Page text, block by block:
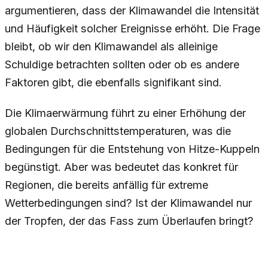
argumentieren, dass der Klimawandel die Intensität
und Häufigkeit solcher Ereignisse erhöht. Die Frage
bleibt, ob wir den Klimawandel als alleinige
Schuldige betrachten sollten oder ob es andere
Faktoren gibt, die ebenfalls signifikant sind.
Die Klimaerwärmung führt zu einer Erhöhung der
globalen Durchschnittstemperaturen, was die
Bedingungen für die Entstehung von Hitze-Kuppeln
begünstigt. Aber was bedeutet das konkret für
Regionen, die bereits anfällig für extreme
Wetterbedingungen sind? Ist der Klimawandel nur
der Tropfen, der das Fass zum Überlaufen bringt?